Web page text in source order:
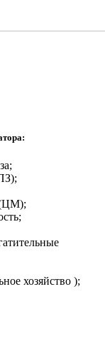
(ЦМ);
хозяйство );